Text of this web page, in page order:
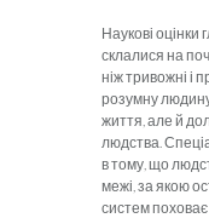
Наукові оцінки
склалися на
ніж тривожні і
розумну
життя, але й
людства.
в тому, що
межі, за якою
систем поховає